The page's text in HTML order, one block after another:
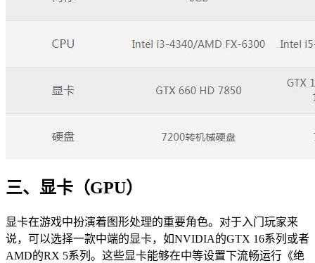
三、显卡（GPU）
显卡在游戏中扮演着图形处理的重要角色。对于入门玩家来
说，可以选择一款中端的显卡，如NVIDIA的GTX 16系列或者
AMD的RX 5系列。这些显卡能够在中等设置下流畅运行《绝